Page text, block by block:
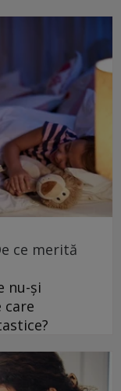
ce merită
nu-și
care